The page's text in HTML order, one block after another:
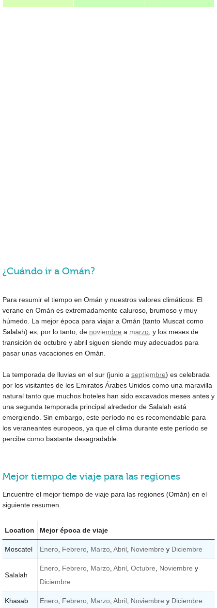
¿Cuándo ir a Omán?
Para resumir el tiempo en Omán y nuestros valores climáticos: El
verano en Omán es extremadamente caluroso, brumoso y muy
húmedo. La mejor época para viajar a Omán (tanto Muscat como
Salalah) es, por lo tanto, de noviembre a marzo , y los meses de
transición de octubre y abril siguen siendo muy adecuados para
pasar unas vacaciones en Omán.
La temporada de lluvias en el sur (junio a septiembre) es celebrada
por los visitantes de los Emiratos Árabes Unidos como una maravilla
natural tanto que muchos hoteles han sido excavados meses antes y
una segunda temporada principal alrededor de Salalah está
emergiendo. Sin embargo, este período no es recomendable para
los veraneantes europeos, ya que el clima durante este período se
percibe como bastante desagradable.
Mejor tiempo de viaje para las regiones
Encuentre el mejor tiempo de viaje para las regiones (Omán) en el
siguiente resumen.
Location Mejor época de viaje
Moscatel Enero Febrero Marzo Abril Noviembre y Diciembre
Salalah
Enero Febrero Marzo Abril Octubre Noviembre y
Diciembre
Khasab Enero Febrero Marzo Abril Noviembre y Diciembre